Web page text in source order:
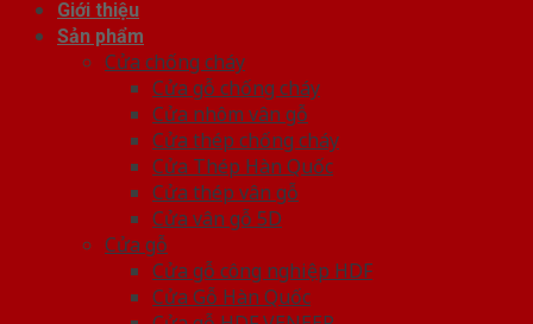
Giới thiệu
Sản phẩm
Cửa chống cháy
Cửa gỗ chống cháy
Cửa nhôm vân gỗ
Cửa thép chống cháy
Cửa Thép Hàn Quốc
Cửa thép vân gỗ
Cửa vân gỗ 5D
Cửa gỗ
Cửa gỗ công nghiệp HDF
Cửa Gỗ Hàn Quốc